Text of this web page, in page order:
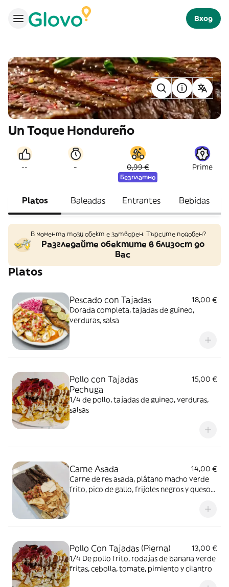
Вход
Un Toque Hondureño
-- - 0,99 €
Безплатно
Prime
Platos Baleadas Entrantes Bebidas
В момента този обект е затворен. Търсите подобен?
Разгледайте обектите в близост до
Вас
Platos
Pescado con Tajadas
18,00 €
Dorada completa, tajadas de guineo,
verduras, salsa
Pollo con Tajadas
Pechuga
15,00 €
1/4 de pollo, tajadas de guineo, verduras,
salsas
Carne Asada
14,00 €
Carne de res asada, plátano macho verde
frito, pico de gallo, frijoles negros y queso
Pollo Con Tajadas (Pierna)
13,00 €
1/4 De pollo frito, rodajas de banana verde
fritas, cebolla, tomate, pimiento y cilantro